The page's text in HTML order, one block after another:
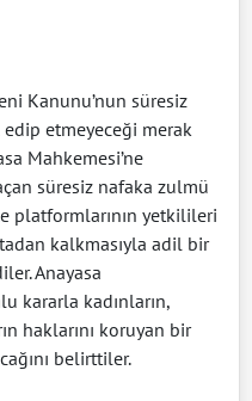
Kanunu’nun süresiz
etmeyeceği merak
Mahkemesi’ne
süresiz nafaka zulmü
platformlarının yetkilileri
kalkmasıyla adil bir
Anayasa
kararla kadınların,
haklarını koruyan bir
belirttiler.